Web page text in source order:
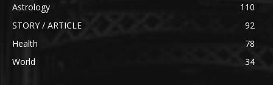
Astrology
110
STORY / ARTICLE
92
Health
78
World
34